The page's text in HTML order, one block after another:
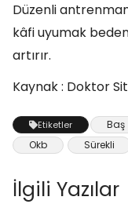
Düzenli
kâfi uyumak
artırır.
Kaynak : Doktor
Etiketler Baş
Okb
Sürekli
İlgili Yazılar